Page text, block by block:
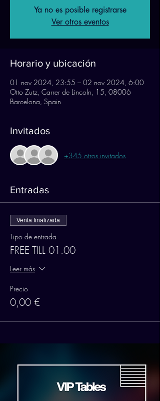
Ya no es posible registrarse
Ver otros eventos
Horario y ubicación
01 nov 2024, 23:55 – 02 nov 2024, 6:00
Otto Zutz, Carrer de Lincoln, 15, 08006
Barcelona, Spain
Invitados
+345 otros invitados
Entradas
Venta finalizada
Tipo de entrada
FREE TILL 01.00
Leer más
Precio
0,00 €